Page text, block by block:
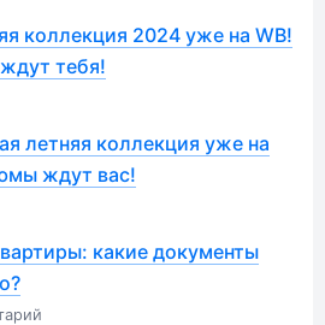
коллекция 2024 уже на WB!
тебя!
летняя коллекция уже на
ждут вас!
какие документы